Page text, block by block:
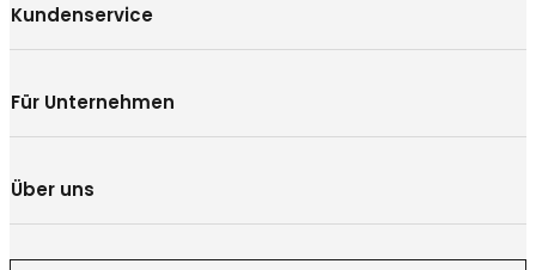
Kundenservice
Für Unternehmen
Über uns